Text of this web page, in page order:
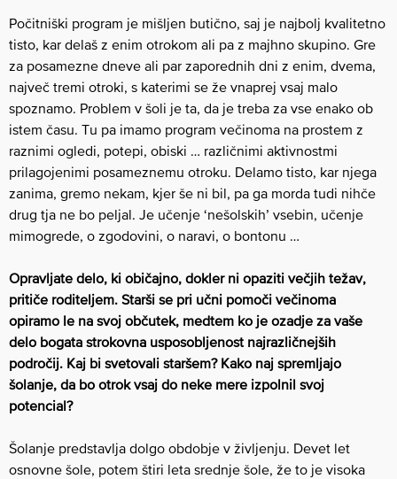
Počitniški program je mišljen butično, saj je najbolj kvalitetno
tisto, kar delaš z enim otrokom ali pa z majhno skupino. Gre
za posamezne dneve ali par zaporednih dni z enim, dvema,
največ tremi otroki, s katerimi se že vnaprej vsaj malo
spoznamo. Problem v šoli je ta, da je treba za vse enako ob
istem času. Tu pa imamo program večinoma na prostem z
raznimi ogledi, potepi, obiski … različnimi aktivnostmi
prilagojenimi posameznemu otroku. Delamo tisto, kar njega
zanima, gremo nekam, kjer še ni bil, pa ga morda tudi nihče
drug tja ne bo peljal. Je učenje ‘nešolskih’ vsebin, učenje
mimogrede, o zgodovini, o naravi, o bontonu …
Opravljate delo, ki običajno, dokler ni opaziti večjih težav,
pritiče roditeljem. Starši se pri učni pomoči večinoma
opiramo le na svoj občutek, medtem ko je ozadje za vaše
delo bogata strokovna usposobljenost najrazličnejših
področij. Kaj bi svetovali staršem? Kako naj spremljajo
šolanje, da bo otrok vsaj do neke mere izpolnil svoj
potencial?
Šolanje predstavlja dolgo obdobje v življenju. Devet let
osnovne šole, potem štiri leta srednje šole, že to je visoka